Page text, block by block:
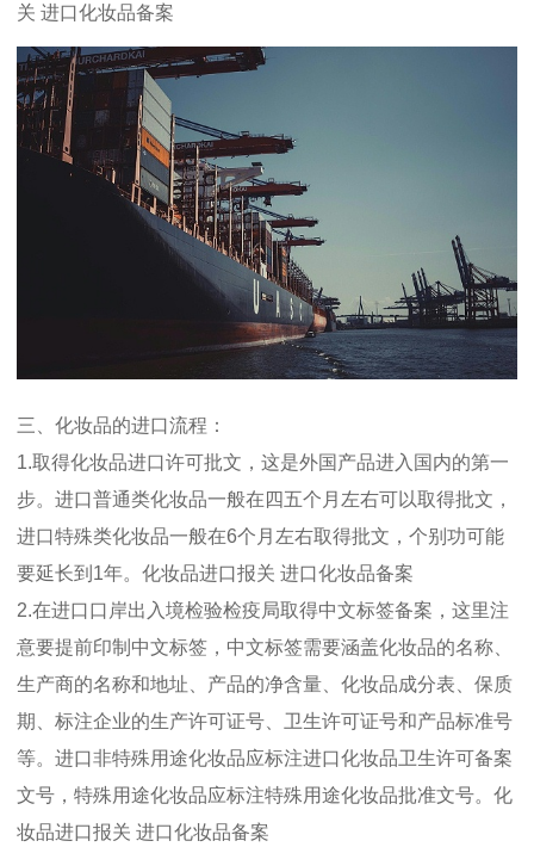
关 进口化妆品备案
三、化妆品的进口流程：
1.取得化妆品进口许可批文，这是外国产品进入国内的第一
步。进口普通类化妆品一般在四五个月左右可以取得批文，
进口特殊类化妆品一般在6个月左右取得批文，个别功可能
要延长到1年。化妆品进口报关 进口化妆品备案
2.在进口口岸出入境检验检疫局取得中文标签备案，这里注
意要提前印制中文标签，中文标签需要涵盖化妆品的名称、
生产商的名称和地址、产品的净含量、化妆品成分表、保质
期、标注企业的生产许可证号、卫生许可证号和产品标准号
等。进口非特殊用途化妆品应标注进口化妆品卫生许可备案
文号，特殊用途化妆品应标注特殊用途化妆品批准文号。化
妆品进口报关 进口化妆品备案